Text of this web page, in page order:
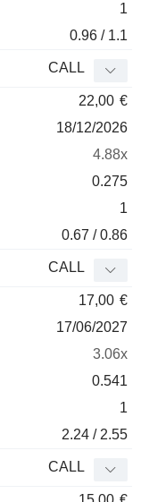
1
0.96 / 1.1
CALL
22,00 €
18/12/2026
4.88x
0.275
1
0.67 / 0.86
CALL
17,00 €
17/06/2027
3.06x
0.541
1
2.24 / 2.55
CALL